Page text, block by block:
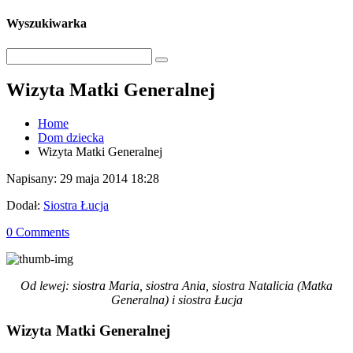
Wyszukiwarka
Wizyta Matki Generalnej
Home
Dom dziecka
Wizyta Matki Generalnej
Napisany: 29 maja 2014 18:28
Dodał: Siostra Łucja
0 Comments
Od lewej: siostra Maria, siostra Ania, siostra Natalicia (Matka
Generalna) i siostra Łucja
Wizyta Matki Generalnej